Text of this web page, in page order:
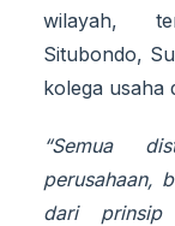
wilayah,
Situbondo,
kolega usaha
“Semua
perusahaan,
dari prinsip